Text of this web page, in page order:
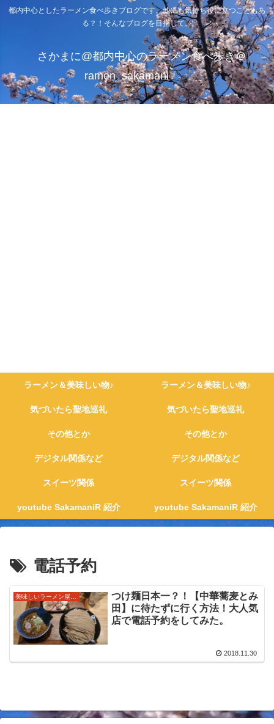
都内中心としたラーメン食べ歩きブログです。他にも気持ち役に立つこともあ
る？！そんなブログを目指して。
さかまに@都内中心のラーメン食べ歩き＠
ramen_sakamani
ラーメン＆美味しい物♪ ラーメン＆美味しい物♪
気づいたら聖地巡礼 気づいたら聖地巡礼
その他とか その他とか
デジタル関係など デジタル関係など
スイーツ関係 スイーツ関係
youtube SakamaniR 紹介 youtube SakamaniR 紹介
電話予約
つけ麺日本一？！【中華蕎麦とみ
田】に待たずに行く方法！大人気
店で電話予約をしてみた。
2018.11.30